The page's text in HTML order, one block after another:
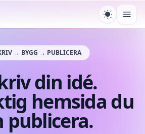
Växla
→ BYGG → PUBLICERA
din idé.
hemsida du
publicera.